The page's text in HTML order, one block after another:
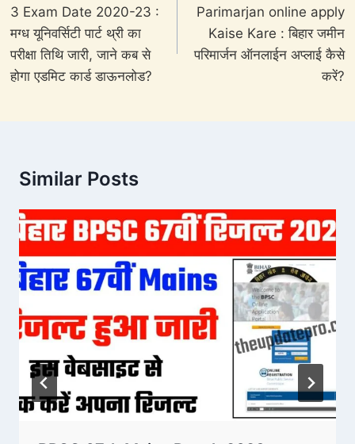
3 Exam Date 2020-23 :
मग्ध यूनिवर्सिटी पार्ट थ्री का
परीक्षा तिथि जारी, जाने कब से
होगा एडमिट कार्ड डाऊनलोड?
Parimarjan online apply
Kaise Kare : बिहार जमीन
परिमार्जन ऑनलाईन अप्लाई कैसे
करें?
Similar Posts